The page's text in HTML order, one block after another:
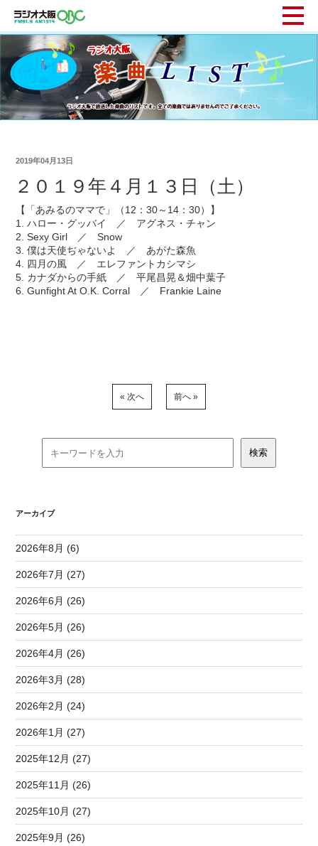
2019年04月13日
２０１９年４月１３日（土）
【「あみるのママで」（12：30～14：30）】
1. ハロー・グッバイ ／ アグネス・チャン
2. Sexy Girl ／ Snow
3. 僕は天使ぢゃないよ ／ あがた森魚
4. 四月の風 ／ エレファントカシマシ
5. カナダからの手紙 ／ 平尾昌晃＆畑中葉子
6. Gunfight At O.K. Corral ／ Frankie Laine
« 次へ 前へ »
アーカイブ
2026年8月 (6)
2026年7月 (27)
2026年6月 (26)
2026年5月 (26)
2026年4月 (26)
2026年3月 (28)
2026年2月 (24)
2026年1月 (27)
2025年12月 (27)
2025年11月 (26)
2025年10月 (27)
2025年9月 (26)